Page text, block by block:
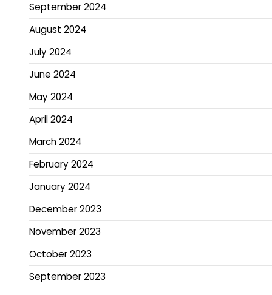
September 2024
August 2024
July 2024
June 2024
May 2024
April 2024
March 2024
February 2024
January 2024
December 2023
November 2023
October 2023
September 2023